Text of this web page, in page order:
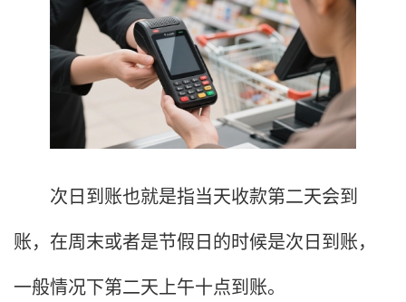
次日到账也就是指当天收款第二天会到
账，在周末或者是节假日的时候是次日到账，
一般情况下第二天上午十点到账。